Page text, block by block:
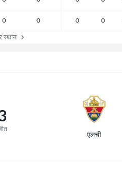
0 0 0 0
स्थान
एलची